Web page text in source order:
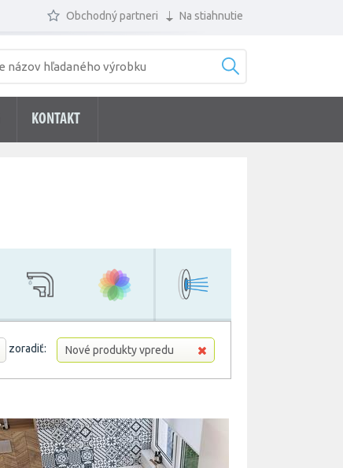
Obchodný partneri Na stiahnutie
KONTAKT
zoradiť: Nové produkty vpredu